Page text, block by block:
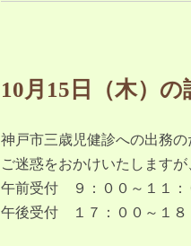
10月15日（木）
神戸市三歳児健診への出務
ご迷惑をおかけいたします
午前受付 ９：００～１１：
午後受付 １７：００～１８